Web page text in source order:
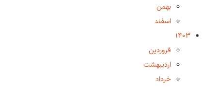
بهمن
اسفند
1403
فروردین
اردیبهشت
خرداد